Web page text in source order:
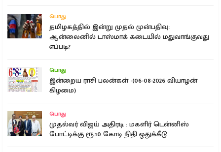
பொது
தமிழகத்தில் இன்று முதல் முன்பதிவு:
ஆன்லைனில் டாஸ்மாக் கடையில் மதுவாங்குவது
எப்படி?
பொது
இன்றைய ராசி பலன்கள் -(06-08-2026 வியாழன்
கிழமை)
பொது
முதல்வர் விஜய் அதிரடி : மகளிர் டென்னிஸ்
போட்டிக்கு ரூ.10 கோடி நிதி ஒதுக்கீடு